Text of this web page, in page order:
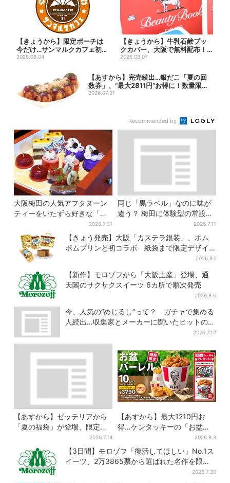
【きょうから】限定ポーチは
今だけ…サンマルクカフェ初の
「夏福袋」、実質無料でレア...
2026.08.04
【きょうから】牛乳石鹸ブッ
クカバー、大阪で無料配布！
先着1000名に「牛のカー...
2026.08.07
【あすから】完売続出…銀だこ「夏の回
数券」、“最大2811円”お得に！数量限定
で
2026.07.31
Recommended by
大阪梅田の人気アフタヌーン
ティーをいたずら好きな「リ
トルミイ」がジャック！「ム
ーミン」たちとバカンスへ
2026.7.31
同じ「黒ラベル」なのに味が
違う？ 梅田に体験型の常設
店、“1人2杯まで”で0次会にも
便利
2026.7.11
【きょう発売】大阪「カステラ銀装」、ポム
ポムプリンと初コラボ 紙袋まで限定デザイ
2026.8.1
【新作】モロゾフから「大阪土産」登場、通
天閣のサクサクスイーツ 6カ所で順次発売
2026.8.6
今、人気の“めじるし”って？ ガチャで集める
人続出…収集家とメーカーに聞いたヒットの背
2026.7.12
【あすから】ゼッテリアから
「夏の福袋」が登場、限定グ
ッズ＆お得な3500円クーポン
2026.7.14
【あすから】最大1210円お
得…ケンタッキーの「お盆パ
ック」、2週間だけ！数量限定
シール付き
2026.8.3
【3日間】モロゾフ「復活してほしい」No.1ス
イーツ、2万3865票から選ばれた名作を限定
2026.7.30